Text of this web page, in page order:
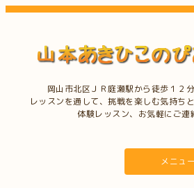
岡山市北区ＪＲ庭瀬駅から徒歩１２
レッスンを通して、挑戦を楽しむ気持ち
体験レッスン、お気軽にご連
メニュー